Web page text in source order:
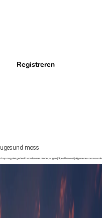
Registreren
moss
mag niet gedeeld worden met minderjarigen | Speel bewust | Algemene